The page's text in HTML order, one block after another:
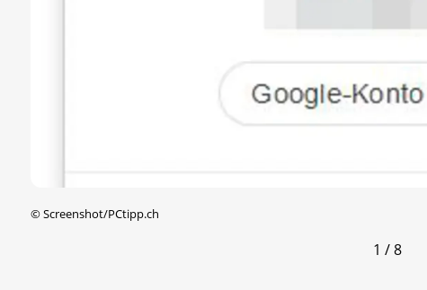
©Screenshot/PCtipp.ch
1 / 8